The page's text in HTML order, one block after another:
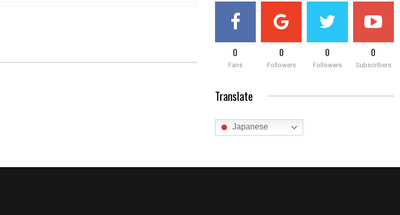
0
Fans
0
Followers
0
Followers
0
Subscribers
Translate
Japanese